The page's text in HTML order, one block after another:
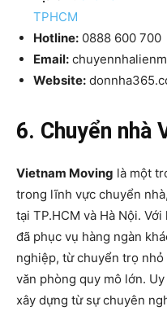
TPHCM
Hotline: 0888 600 700
Email:
Website:
6. Chuyển nhà
Vietnam Moving là một
trong lĩnh vực chuyển
tại TP.HCM và Hà Nội.
đã phục vụ hàng ngàn
nghiệp, từ chuyển trọ
văn phòng quy mô lớn.
xây dựng từ sự chuyên